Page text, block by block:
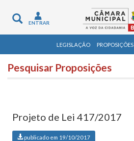
Toggle
navigation
ENTRAR
LEGISLAÇÃO PROPOSIÇÕES
Pesquisar Proposições
Projeto de Lei 417/2017
publicado em 19/10/2017